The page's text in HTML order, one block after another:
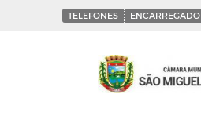
TELEFONES ENCARREGADO